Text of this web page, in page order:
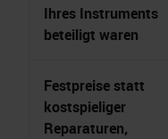
Ihres Instruments
beteiligt waren
Festpreise statt
kostspieliger
Reparaturen,